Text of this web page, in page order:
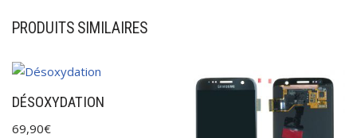
PRODUITS SIMILAIRES
DÉSOXYDATION
69,90€